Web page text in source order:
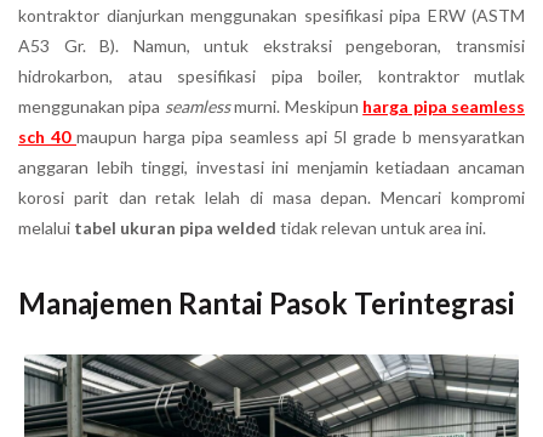
kontraktor dianjurkan menggunakan spesifikasi pipa ERW (ASTM
A53 Gr. B). Namun, untuk ekstraksi pengeboran, transmisi
hidrokarbon, atau spesifikasi pipa boiler, kontraktor mutlak
menggunakan pipa seamlessmurni. Meskipun harga pipa seamless
sch 40 maupun harga pipa seamless api 5l grade b mensyaratkan
anggaran lebih tinggi, investasi ini menjamin ketiadaan ancaman
korosi parit dan retak lelah di masa depan. Mencari kompromi
melalui tabel ukuran pipa welded tidak relevan untuk area ini.
Manajemen Rantai Pasok Terintegrasi